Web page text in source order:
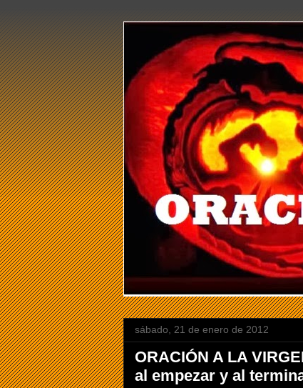
sábado, 21 de enero de 2012
ORACIÓN A LA
al empezar y al